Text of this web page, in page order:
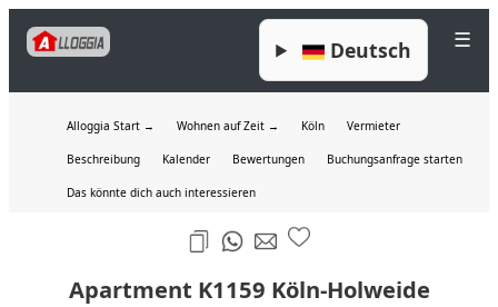
☰
Deutsch
Alloggia Start → Wohnen auf Zeit → Köln Vermieter
Beschreibung Kalender Bewertungen Buchungsanfrage starten
Das könnte dich auch interessieren
Apartment K1159 Köln-Holweide